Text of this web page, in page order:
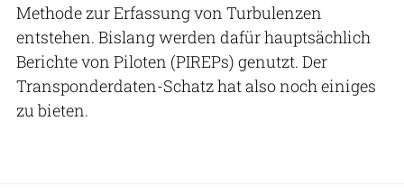
Methode zur Erfassung von Turbulenzen
entstehen. Bislang werden dafür hauptsächlich
Berichte von Piloten (PIREPs) genutzt. Der
Transponderdaten-Schatz hat also noch einiges
zu bieten.